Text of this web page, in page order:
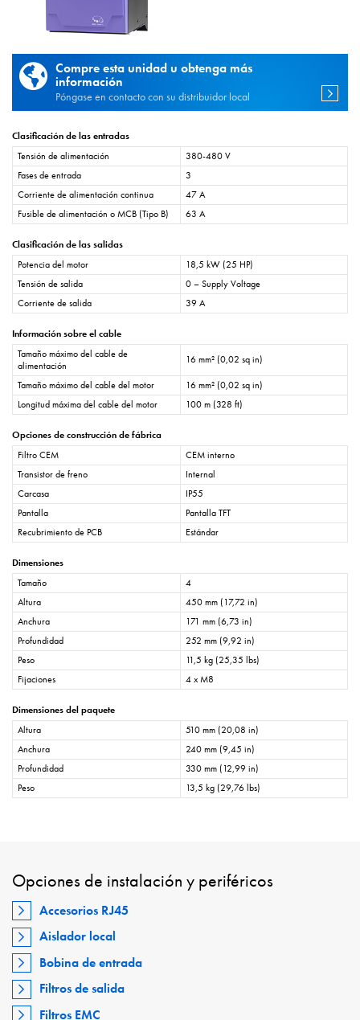
Compre esta unidad u obtenga más
información
Póngase en contacto con su distribuidor local
Clasificación de las entradas
Tensión de alimentación
380-480 V
Fases de entrada
3
Corriente de alimentación continua
47 A
Fusible de alimentación o MCB (Tipo B)
63 A
Clasificación de las salidas
Potencia del motor
18,5 kW (25 HP)
Tensión de salida
0 – Supply Voltage
Corriente de salida
39 A
Información sobre el cable
Tamaño máximo del cable de
alimentación
16 mm² (0,02 sq in)
Tamaño máximo del cable del motor
16 mm² (0,02 sq in)
Longitud máxima del cable del motor
100 m (328 ft)
Opciones de construcción de fábrica
Filtro CEM
CEM interno
Transistor de freno
Internal
Carcasa
IP55
Pantalla
Pantalla TFT
Recubrimiento de PCB
Estándar
Dimensiones
Tamaño
4
Altura
450 mm (17,72 in)
Anchura
171 mm (6,73 in)
Profundidad
252 mm (9,92 in)
Peso
11,5 kg (25,35 lbs)
Fijaciones
4 x M8
Dimensiones del paquete
Altura
510 mm (20,08 in)
Anchura
240 mm (9,45 in)
Profundidad
330 mm (12,99 in)
Peso
13,5 kg (29,76 lbs)
Opciones de instalación y periféricos
Accesorios RJ45
Aislador local
Bobina de entrada
Filtros de salida
Filtros EMC